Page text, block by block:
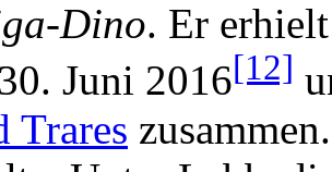
Dino. Er
Juni 2016[12]
Trares